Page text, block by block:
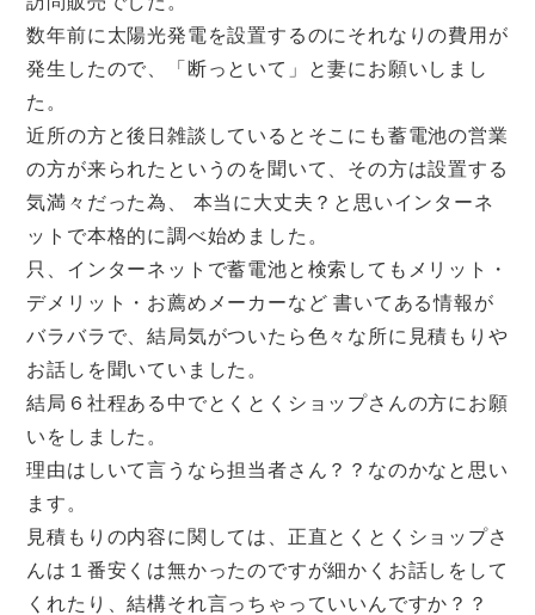
数年前に太陽光発電を設置するのにそれなりの費用が
発生したので、「断っといて」と妻にお願いしまし
た。
近所の方と後日雑談しているとそこにも蓄電池の営業
の方が来られたというのを聞いて、その方は設置する
気満々だった為、 本当に大丈夫？と思いインターネ
ットで本格的に調べ始めました。
只、インターネットで蓄電池と検索してもメリット・
デメリット・お薦めメーカーなど 書いてある情報が
バラバラで、結局気がついたら色々な所に見積もりや
お話しを聞いていました。
結局６社程ある中でとくとくショップさんの方にお願
いをしました。
理由はしいて言うなら担当者さん？？なのかなと思い
ます。
見積もりの内容に関しては、正直とくとくショップさ
んは１番安くは無かったのですが細かくお話しをして
くれたり、結構それ言っちゃっていいんですか？？